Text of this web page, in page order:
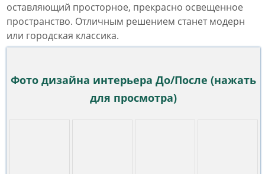
оставляющий просторное, прекрасно освещенное
пространство. Отличным решением станет модерн
или городская классика.
Фото дизайна интерьера До/После (нажать
для просмотра)